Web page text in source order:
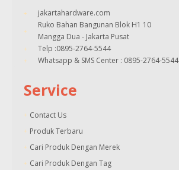
jakartahardware.com
Ruko Bahan Bangunan Blok H1 10
Mangga Dua - Jakarta Pusat
Telp :0895-2764-5544
Whatsapp & SMS Center : 0895-2764-5544
Service
Contact Us
Produk Terbaru
Cari Produk Dengan Merek
Cari Produk Dengan Tag